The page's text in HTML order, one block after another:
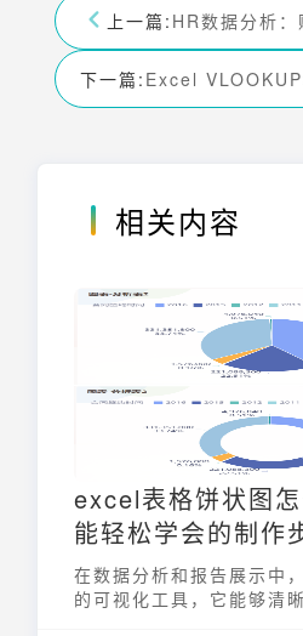
上一篇:
下一篇:
相关内容
excel表格饼状图
能轻松学会的制作
在数据分析和报告展示中
的可视化工具，它能够清